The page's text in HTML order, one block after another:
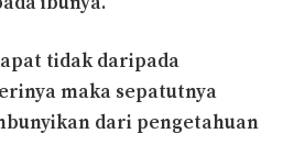
tidak daripada
maka sepatutnya
dari pengetahuan